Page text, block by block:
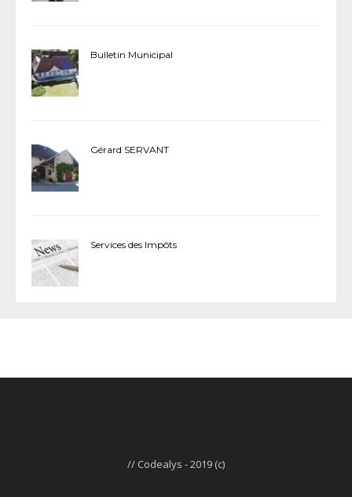
Bulletin Municipal
Gérard SERVANT
Services des Impôts
// Codealys - 2019 (c)